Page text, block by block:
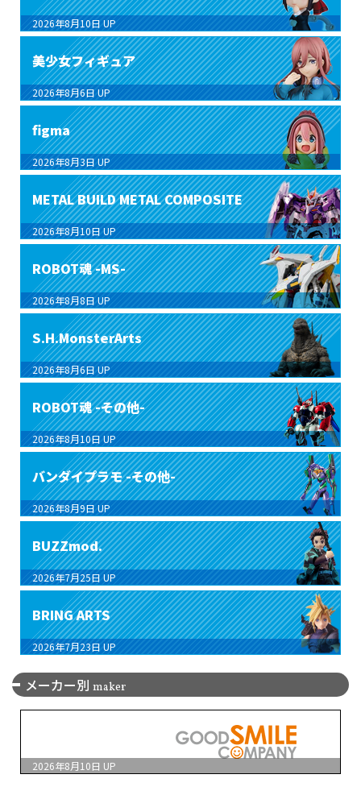
2026年8月10日 UP
美少女フィギュア
2026年8月6日 UP
figma
2026年8月3日 UP
METAL BUILD METAL COMPOSITE
2026年8月10日 UP
ROBOT魂 -MS-
2026年8月8日 UP
S.H.MonsterArts
2026年8月6日 UP
ROBOT魂 -その他-
2026年8月10日 UP
バンダイプラモ -その他-
2026年8月9日 UP
BUZZmod.
2026年7月25日 UP
BRING ARTS
2026年7月23日 UP
メーカー別 maker
2026年8月10日 UP